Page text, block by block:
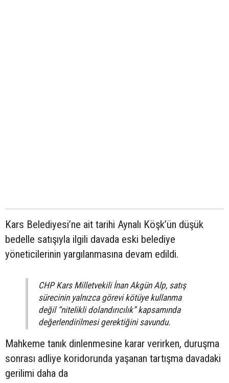
Kars Belediyesi’ne ait tarihi Aynalı Köşk’ün düşük
bedelle satışıyla ilgili davada eski belediye
yöneticilerinin yargılanmasına devam edildi.
CHP Kars Milletvekili İnan Akgün Alp, satış
sürecinin yalnızca görevi kötüye kullanma
değil “nitelikli dolandırıcılık” kapsamında
değerlendirilmesi gerektiğini savundu.
Mahkeme tanık dinlenmesine karar verirken, duruşma
sonrası adliye koridorunda yaşanan tartışma davadaki
gerilimi daha da